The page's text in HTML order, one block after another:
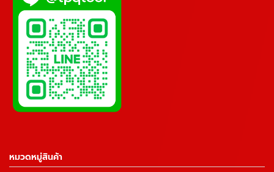
หมวดหมู่สินค้า